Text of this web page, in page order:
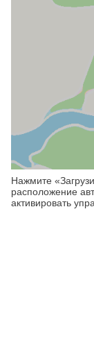
Нажмите
расположение
активировать